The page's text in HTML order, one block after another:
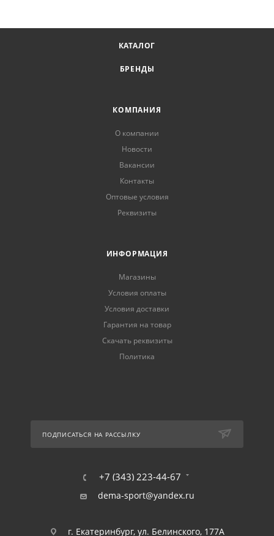
КАТАЛОГ
БРЕНДЫ
КОМПАНИЯ
О компании
Новости
Вакансии
Контакты
Оптовые условия
Реквизиты
ИНФОРМАЦИЯ
Магазины
Условия оплаты
Условия доставки
Гарантия на товар
Скачать реквизиты
Политика
ПОДПИСАТЬСЯ НА РАССЫЛКУ
+7 (343) 223-44-67
dema-sport@yandex.ru
г. Екатеринбург, ул. Белинского, 177А